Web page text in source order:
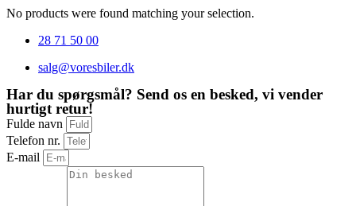
No products were found matching your selection.
28 71 50 00
salg@voresbiler.dk
Har du spørgsmål? Send os en besked, vi vender
hurtigt retur!
Fulde navn
Telefon nr.
E-mail